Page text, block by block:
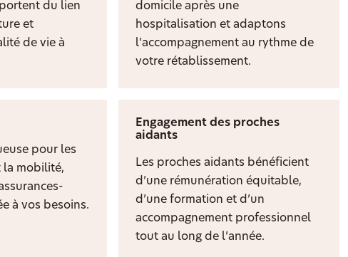
du lien
et
de vie à
domicile après une
hospitalisation et adaptons
l’accompagnement au rythme de
votre rétablissement.
pour les
la mobilité,
à vos besoins.
Engagement des proches
aidants
Les proches aidants bénéficient
d’une rémunération équitable,
d’une formation et d’un
accompagnement professionnel
tout au long de l’année.